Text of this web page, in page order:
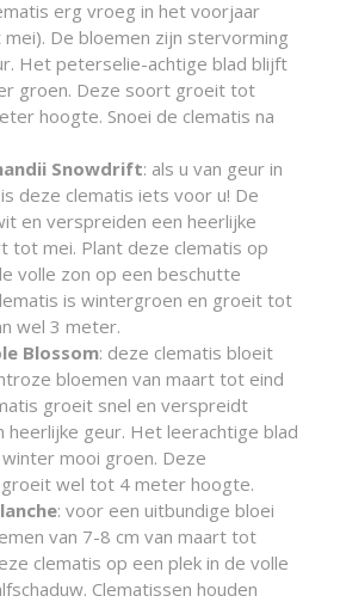
erg vroeg in het voorjaar
De bloemen zijn stervorming
Het peterselie-achtige blad blijft
groen. Deze soort groeit tot
hoogte. Snoei de clematis na
Snowdrift: als u van geur in
deze clematis iets voor u! De
en verspreiden een heerlijke
tot mei. Plant deze clematis op
volle zon op een beschutte
is wintergroen en groeit tot
wel 3 meter.
Blossom: deze clematis bloeit
bloemen van maart tot eind
groeit snel en verspreidt
heerlijke geur. Het leerachtige blad
mooi groen. Deze
wel tot 4 meter hoogte.
: voor een uitbundige bloei
van 7-8 cm van maart tot
clematis op een plek in de volle
Clematissen houden